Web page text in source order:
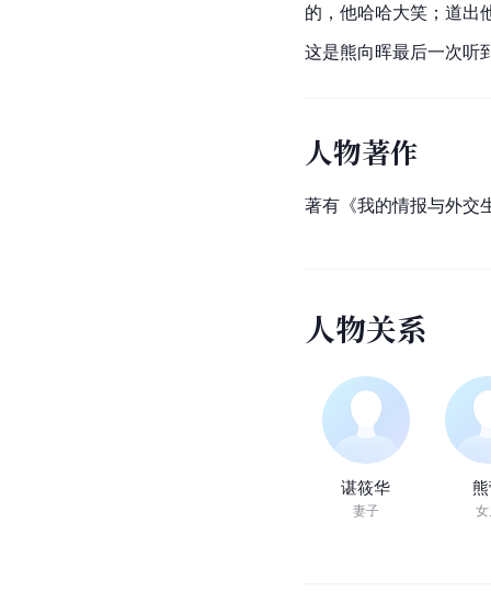
的，他哈哈大笑；道出
这是熊向晖最后一次听
人物著作
著有《我的情报与外交
人物关系
谌筱华
妻子